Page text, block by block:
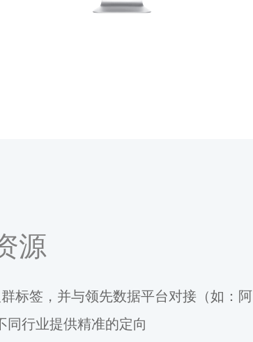
源
标签，并与领先数据平台对接（如：阿
同行业提供精准的定向